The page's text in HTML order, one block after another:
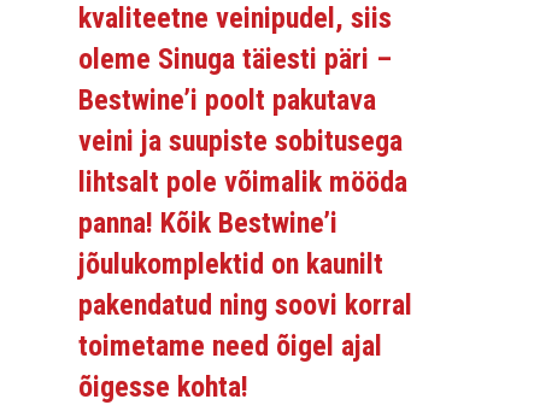
kvaliteetne veinipudel, siis
oleme Sinuga täiesti päri –
Bestwine’i poolt pakutava
veini ja suupiste sobitusega
lihtsalt pole võimalik mööda
panna! Kõik Bestwine’i
jõulukomplektid on kaunilt
pakendatud ning soovi korral
toimetame need õigel ajal
õigesse kohta!